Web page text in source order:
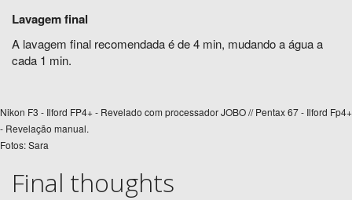
Lavagem final
A lavagem final recomendada é de 4 min, mudando a água a
cada 1 min.
Nikon F3 - Ilford FP4+ - Revelado com processador JOBO // Pentax 67 - Ilford Fp4+
- Revelação manual.
Fotos: Sara
Final thoughts